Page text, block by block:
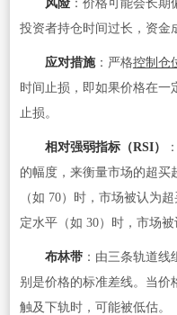
风险：价格可能会长期
投资者持仓时间过长，资金
应对措施：严格控制仓
时间止损，即如果价格在一
止损。
相对强弱指标（RSI）
的幅度，来衡量市场的超买
（如 70）时，市场被认为
定水平（如 30）时，市场
布林带：由三条轨道线
别是价格的标准差线。当价
触及下轨时，可能被低估。